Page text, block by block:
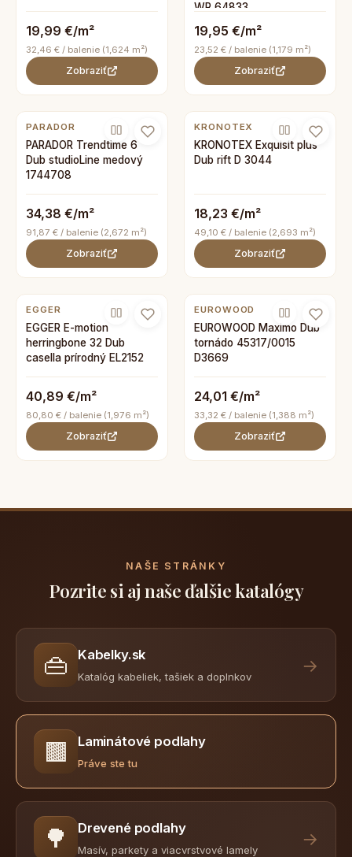
19,99 €/m²
32,46 € / balenie (1,624 m²)
Zobraziť
WR 64833
19,95 €/m²
23,52 € / balenie (1,179 m²)
Zobraziť
PARADOR
PARADOR Trendtime 6
Dub studioLine medový
1744708
34,38 €/m²
91,87 € / balenie (2,672 m²)
Zobraziť
KRONOTEX
KRONOTEX Exquisit plus
Dub rift D 3044
18,23 €/m²
49,10 € / balenie (2,693 m²)
Zobraziť
EGGER
EGGER E-motion
herringbone 32 Dub
casella prírodný EL2152
40,89 €/m²
80,80 € / balenie (1,976 m²)
Zobraziť
EUROWOOD
EUROWOOD Maximo Dub
tornádo 45317/0015
D3669
24,01 €/m²
33,32 € / balenie (1,388 m²)
Zobraziť
NAŠE STRÁNKY
Pozrite si aj naše ďalšie katalógy
👜 Kabelky.sk
Katalóg kabeliek, tašiek a doplnkov
→
🟫 Laminátové podlahy
Práve ste tu
🌳 Drevené podlahy
Masív, parkety a viacvrstvové lamely
→